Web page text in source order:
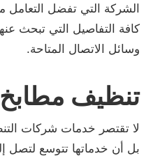
الشركة التي تفضل
كافة التفاصيل التي تبحث
وسائل الاتصال المتاحة.
تنظيف
لا تقتصر خدمات شركات
بل أن خدماتها تتوسع لتصل